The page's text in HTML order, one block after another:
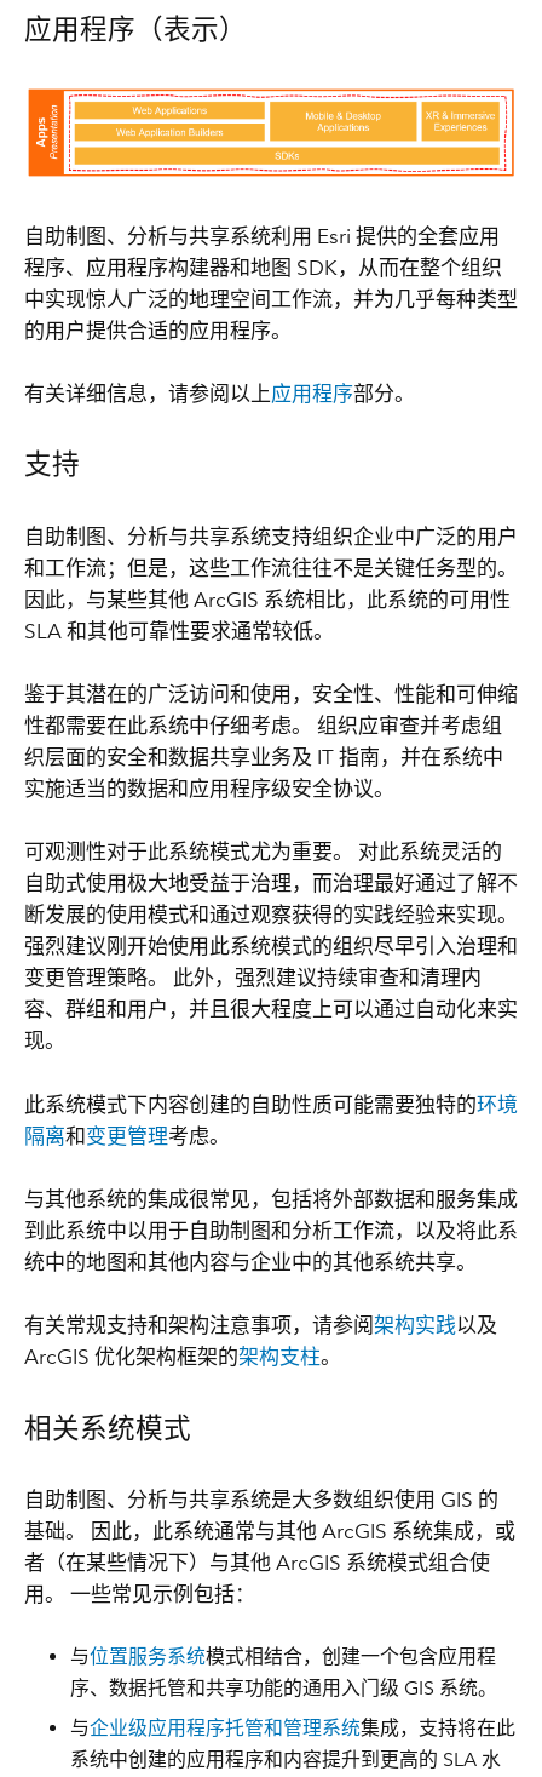
应用程序（表示）
自助制图、分析与共享系统利用 Esri 提供的全套应用
程序、应用程序构建器和地图 SDK，从而在整个组织
中实现惊人广泛的地理空间工作流，并为几乎每种类型
的用户提供合适的应用程序。
有关详细信息，请参阅以上应用程序部分。
支持
自助制图、分析与共享系统支持组织企业中广泛的用户
和工作流；但是，这些工作流往往不是关键任务型的。
因此，与某些其他 ArcGIS 系统相比，此系统的可用性
SLA 和其他可靠性要求通常较低。
鉴于其潜在的广泛访问和使用，安全性、性能和可伸缩
性都需要在此系统中仔细考虑。 组织应审查并考虑组
织层面的安全和数据共享业务及 IT 指南，并在系统中
实施适当的数据和应用程序级安全协议。
可观测性对于此系统模式尤为重要。 对此系统灵活的
自助式使用极大地受益于治理，而治理最好通过了解不
断发展的使用模式和通过观察获得的实践经验来实现。
强烈建议刚开始使用此系统模式的组织尽早引入治理和
变更管理策略。 此外，强烈建议持续审查和清理内
容、群组和用户，并且很大程度上可以通过自动化来实
现。
此系统模式下内容创建的自助性质可能需要独特的环境
隔离和变更管理考虑。
与其他系统的集成很常见，包括将外部数据和服务集成
到此系统中以用于自助制图和分析工作流，以及将此系
统中的地图和其他内容与企业中的其他系统共享。
有关常规支持和架构注意事项，请参阅架构实践以及
ArcGIS 优化架构框架的架构支柱。
相关系统模式
自助制图、分析与共享系统是大多数组织使用 GIS 的
基础。 因此，此系统通常与其他 ArcGIS 系统集成，或
者（在某些情况下）与其他 ArcGIS 系统模式组合使
用。 一些常见示例包括：
与位置服务系统模式相结合，创建一个包含应用程
序、数据托管和共享功能的通用入门级 GIS 系统。
与企业级应用程序托管和管理系统集成，支持将在此
系统中创建的应用程序和内容提升到更高的 SLA 水